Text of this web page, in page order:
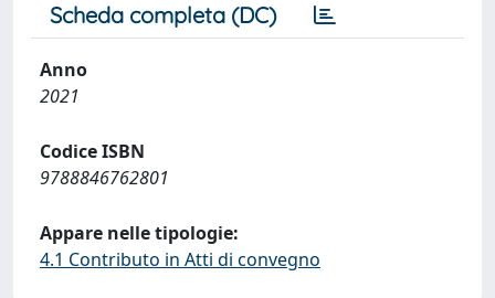
Scheda completa (DC)
Anno
2021
Codice ISBN
9788846762801
Appare nelle tipologie:
4.1 Contributo in Atti di convegno